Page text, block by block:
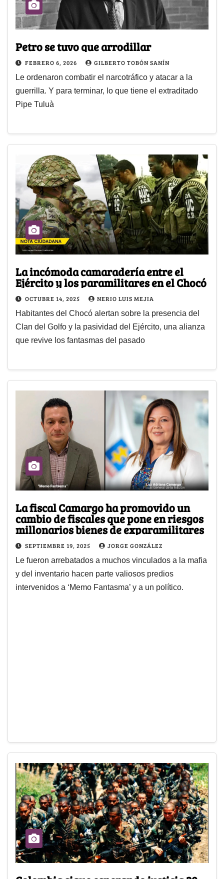
Petro se tuvo que arrodillar
FEBRERO 6, 2026 GILBERTO TOBÓN SANÍN
Le ordenaron combatir el narcotráfico y atacar a la
guerrilla. Y para terminar, lo que tiene el extraditado
Pipe Tuluà
La incómoda camaradería entre el
Ejército y los paramilitares en el Chocó
OCTUBRE 14, 2025 NERIO LUIS MEJIA
Habitantes del Chocó alertan sobre la presencia del
Clan del Golfo y la pasividad del Ejército, una alianza
que revive los fantasmas del pasado
La fiscal Camargo ha promovido un
cambio de fiscales que pone en riesgos
millonarios bienes de exparamilitares
SEPTIEMBRE 19, 2025 JORGE GONZÁLEZ
Le fueron arrebatados a muchos vinculados a la mafia
y del inventario hacen parte valiosos predios
intervenidos a ‘Memo Fantasma’ y a un político.